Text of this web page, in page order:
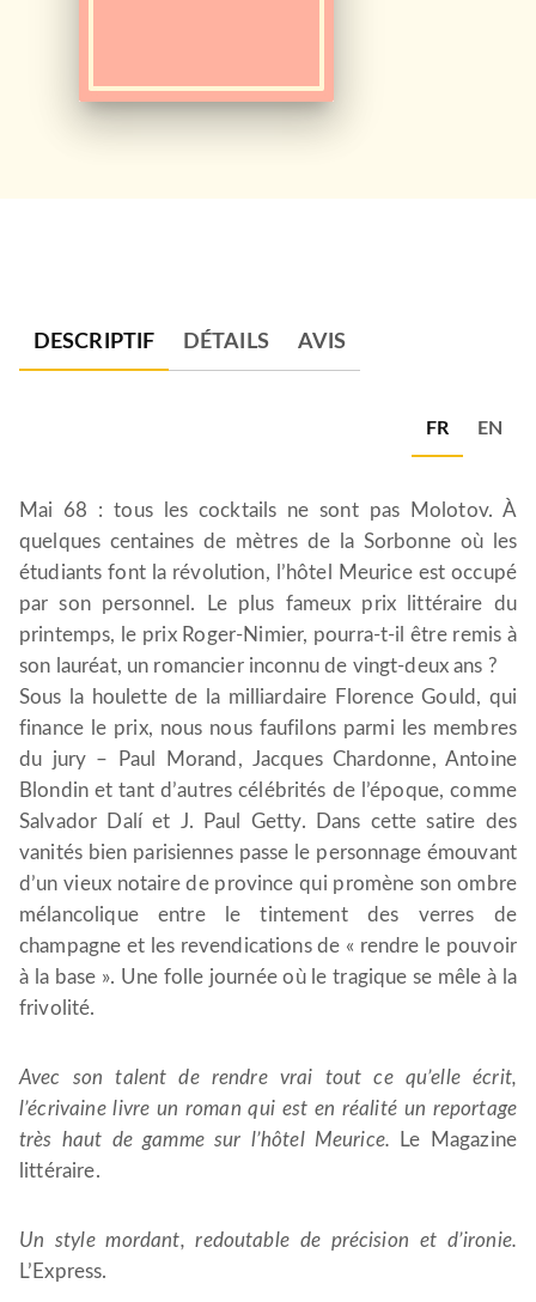
DESCRIPTIF DÉTAILS AVIS
FR EN
Mai 68 : tous les cocktails ne sont pas Molotov. À
quelques centaines de mètres de la Sorbonne où les
étudiants font la révolution, l’hôtel Meurice est occupé
par son personnel. Le plus fameux prix littéraire du
printemps, le prix Roger-Nimier, pourra-t-il être remis à
son lauréat, un romancier inconnu de vingt-deux ans ?
Sous la houlette de la milliardaire Florence Gould, qui
finance le prix, nous nous faufilons parmi les membres
du jury – Paul Morand, Jacques Chardonne, Antoine
Blondin et tant d’autres célébrités de l’époque, comme
Salvador Dalí et J. Paul Getty. Dans cette satire des
vanités bien parisiennes passe le personnage émouvant
d’un vieux notaire de province qui promène son ombre
mélancolique entre le tintement des verres de
champagne et les revendications de « rendre le pouvoir
à la base ». Une folle journée où le tragique se mêle à la
frivolité.
Avec son talent de rendre vrai tout ce qu’elle écrit,
l’écrivaine livre un roman qui est en réalité un reportage
très haut de gamme sur l’hôtel Meurice. Le Magazine
littéraire.
Un style mordant, redoutable de précision et d’ironie.
L’Express.